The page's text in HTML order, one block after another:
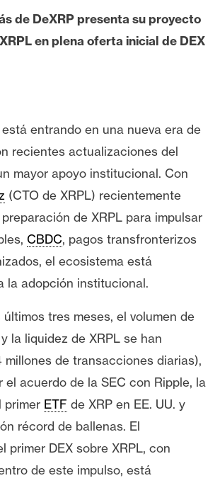
de DeXRP presenta su proyecto
en plena oferta inicial de DEX
está entrando en una nueva era de
recientes actualizaciones del
mayor apoyo institucional. Con
(CTO de XRPL) recientemente
de XRPL para impulsar
CBDC, pagos transfronterizos
el ecosistema está
la adopción institucional.
tres meses, el volumen de
la liquidez de XRPL se han
millones de transacciones diarias),
el acuerdo de la SEC con Ripple, la
primer ETF de XRP en EE. UU. y
récord de ballenas. El
primer DEX sobre XRPL, con
de este impulso, está